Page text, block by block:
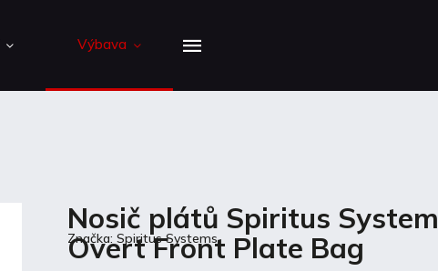
Výbava
Nosič plátů Spiritus
Overt Front Plate Bag
Značka:Spiritus Systems